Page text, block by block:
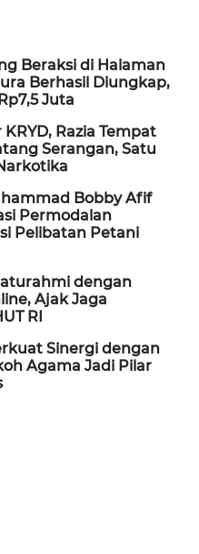
Beraksi di Halaman
Berhasil Diungkap,
Juta
Razia Tempat
Serangan, Satu
Bobby Afif
Permodalan
Pelibatan Petani
dengan
Ajak Jaga
RI
Sinergi dengan
Agama Jadi Pilar